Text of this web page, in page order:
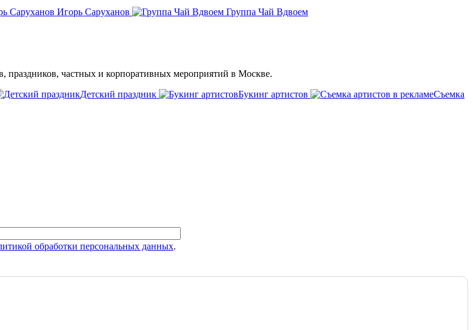
Игорь Саруханов
Группа Чай Вдвоем
праздников, частных и корпоративных мероприятий в Москве.
Детский праздник Букинг артистов
Съемка
обработки персональных данных.